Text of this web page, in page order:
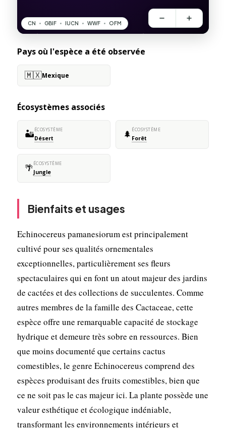
Pays où l'espèce a été observée
🇲🇽Mexique
Écosystèmes associés
🏜️ÉCOSYSTÈME
Désert 🌲 ÉCOSYSTÈME
Forêt
🌴ÉCOSYSTÈME
Jungle
Bienfaits et usages
Echinocereus pamanesiorum est principalement
cultivé pour ses qualités ornementales
exceptionnelles, particulièrement ses fleurs
spectaculaires qui en font un atout majeur des jardins
de cactées et des collections de succulentes. Comme
autres membres de la famille des Cactaceae, cette
espèce offre une remarquable capacité de stockage
hydrique et demeure très sobre en ressources. Bien
que moins documenté que certains cactus
comestibles, le genre Echinocereus comprend des
espèces produisant des fruits comestibles, bien que
ce ne soit pas le cas majeur ici. La plante possède une
valeur esthétique et écologique indéniable,
transformant les environnements intérieurs et